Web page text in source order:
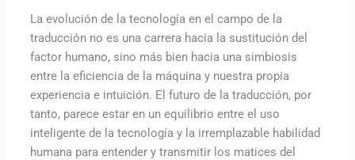
La evolución de la tecnología en el campo de la
traducción no es una carrera hacia la sustitución del
factor humano, sino más bien hacia una simbiosis
entre la eficiencia de la máquina y nuestra propia
experiencia e intuición. El futuro de la traducción, por
tanto, parece estar en un equilibrio entre el uso
inteligente de la tecnología y la irremplazable habilidad
humana para entender y transmitir los matices del